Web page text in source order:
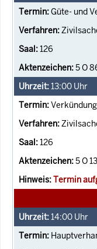
Güte- und
126
5 O
13:00 Uhr
126
5 O
Termin
14:00 Uhr